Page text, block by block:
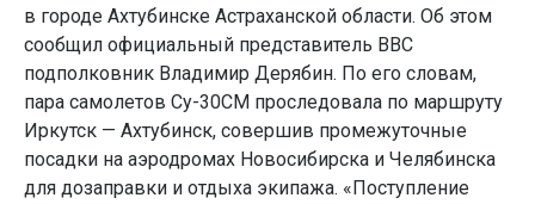
в городе Ахтубинске Астраханской области. Об этом
сообщил официальный представитель ВВС
подполковник Владимир Дерябин. По его словам,
пара самолетов Су-30СМ проследовала по маршруту
Иркутск — Ахтубинск, совершив промежуточные
посадки на аэродромах Новосибирска и Челябинска
для дозаправки и отдыха экипажа. «Поступление